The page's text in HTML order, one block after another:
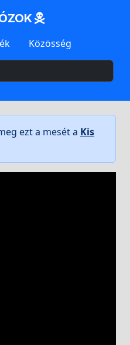
Közösség
ezt a mesét a Kis